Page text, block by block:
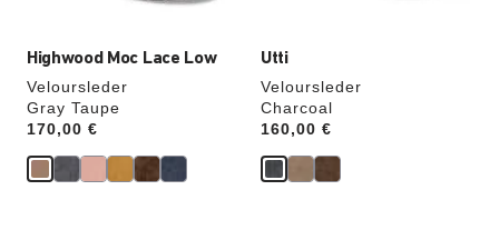
Highwood Moc Lace Low
Veloursleder
Gray Taupe
Price:
170,00 €
Utti
Veloursleder
Charcoal
Price:
160,00 €